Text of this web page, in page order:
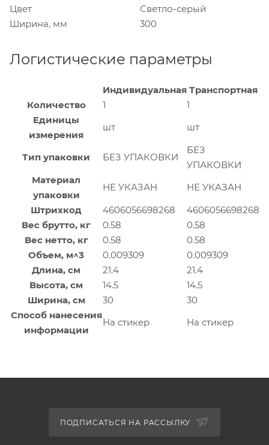
Цвет
Светло-серый
Ширина, мм
300
Логистические параметры
Индивидуальная Транспортная
Количество
1
1
Единицы
измерения
шт шт
Тип упаковки БЕЗ УПАКОВКИ
БЕЗ
УПАКОВКИ
Материал
упаковки
НЕ УКАЗАН
НЕ УКАЗАН
Штрихкод
4606056698268
4606056698268
Вес брутто, кг
0.58
0.58
Вес нетто, кг
0.58
0.58
Объем, м^3
0.009309
0.009309
Длина, см
21.4
21.4
Высота, см
14.5
14.5
Ширина, см
30
30
Способ нанесения
информации
На стикер На стикер
ПОДПИСАТЬСЯ НА РАССЫЛКУ